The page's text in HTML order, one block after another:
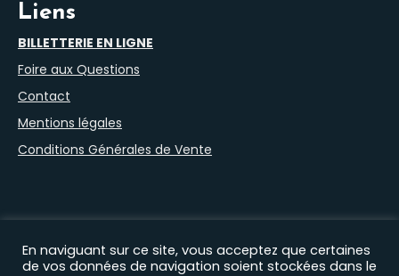
Liens
BILLETTERIE EN LIGNE
Foire aux Questions
Contact
Mentions légales
Conditions Générales de Vente
En naviguant sur ce site, vous acceptez que certaines
de vos données de navigation soient stockées dans le